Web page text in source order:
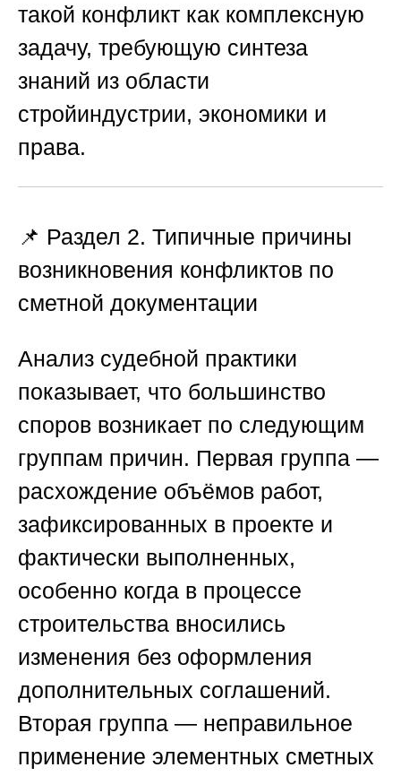
такой конфликт как комплексную
задачу, требующую синтеза
знаний из области
стройиндустрии, экономики и
права.
📌 Раздел 2. Типичные причины
возникновения конфликтов по
сметной документации
Анализ судебной практики
показывает, что большинство
споров возникает по следующим
группам причин. Первая группа —
расхождение объёмов работ,
зафиксированных в проекте и
фактически выполненных,
особенно когда в процессе
строительства вносились
изменения без оформления
дополнительных соглашений.
Вторая группа — неправильное
применение элементных сметных